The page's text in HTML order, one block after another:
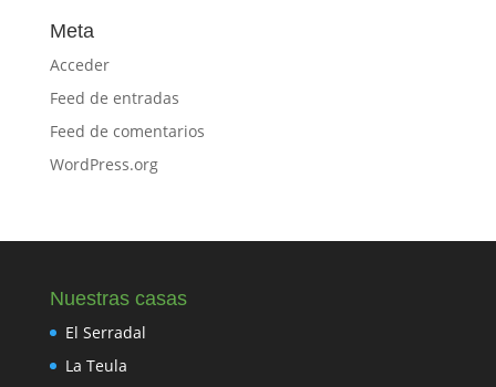
Meta
Acceder
Feed de entradas
Feed de comentarios
WordPress.org
Nuestras casas
El Serradal
La Teula